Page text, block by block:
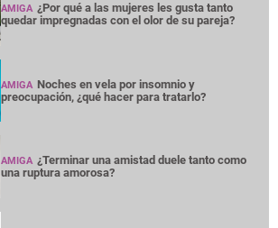
AMIGA ¿Por qué a las mujeres les gusta tanto
quedar impregnadas con el olor de su pareja?
AMIGA Noches en vela por insomnio y
preocupación, ¿qué hacer para tratarlo?
AMIGA ¿Terminar una amistad duele tanto como
una ruptura amorosa?